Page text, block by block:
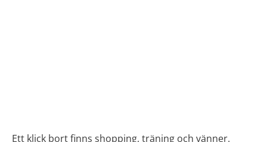
Ett klick bort finns shopping, träning och vänner.